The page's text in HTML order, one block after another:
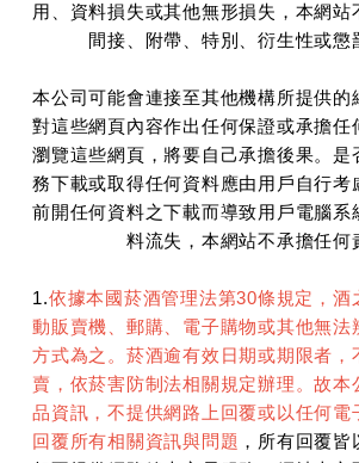
用、資料損失或其他無形損失，本網站
間接、附帶、特別、衍生性或懲
本公司可能會連接至其他機構所提供的
對這些網頁內容作出任何保證或承擔任
瀏覽這些網頁，將要自己承擔後果。是
務下載或取得任何資料應由用戶自行考
前開任何資料之下載而導致用戶電腦系
料流失，本網站不承擔任何
1.依據本國菸酒管理法第30條規定，酒
動販賣機、郵購、電子購物或其他無法
方式為之。菸酒逾有效日期或期限者，
賣，依菸害防制法相關規定辦理。故本
品資訊，不提供網路上回覆或以任何電
回覆所有相關資訊與問題 ，所有回覆皆